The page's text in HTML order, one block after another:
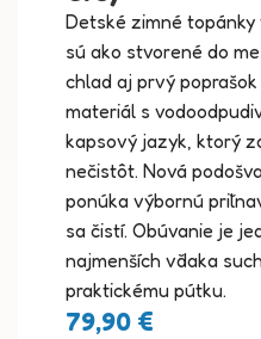
Detské zimné
sú ako stvorené do
chlad aj prvý
materiál s
kapsový jazyk, ktorý
nečistôt. Nová
ponúka výbornú
sa čistí. Obúvanie je
najmenších vďaka
praktickému pútku.
79,90 €